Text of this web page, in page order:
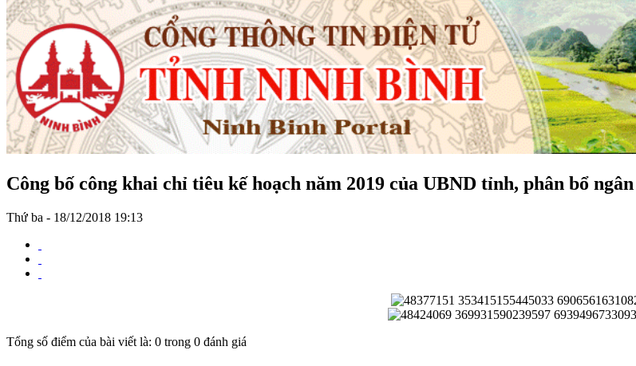
Công bố công khai chỉ tiêu kế hoạch năm 2019 của UBND tỉnh, phân bổ
Thứ ba - 18/12/2018 19:13
Tổng số điểm của bài viết là: 0 trong 0 đánh giá